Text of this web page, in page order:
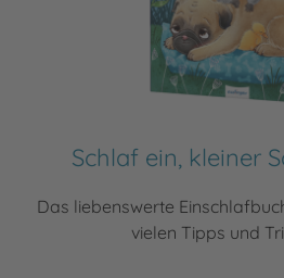
Schlaf ein, kleiner
Das liebenswerte
vielen Tipps und